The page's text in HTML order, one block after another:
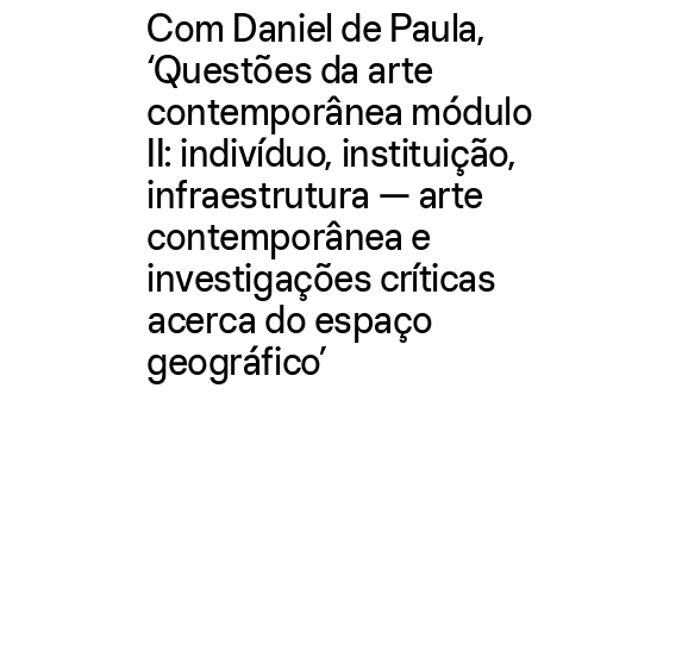
Com Daniel de Paula,
‘Questões da arte
contemporânea módulo
II: indivíduo, instituição,
infraestrutura — arte
contemporânea e
investigações críticas
acerca do espaço
geográfico’